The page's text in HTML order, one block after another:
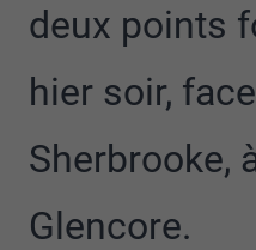
deux points
hier soir,
Sherbrooke,
Glencore.